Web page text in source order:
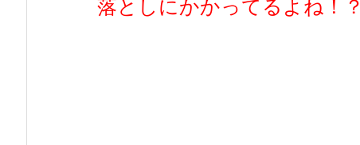
落としにかかってるよね！？